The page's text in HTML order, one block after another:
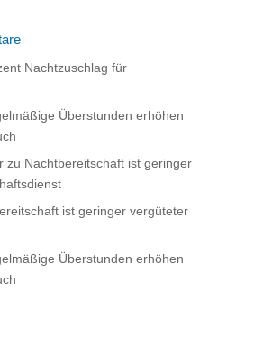
Nachtzuschlag für
Überstunden erhöhen
zu Nachtbereitschaft ist geringer
ist geringer vergüteter
Überstunden erhöhen